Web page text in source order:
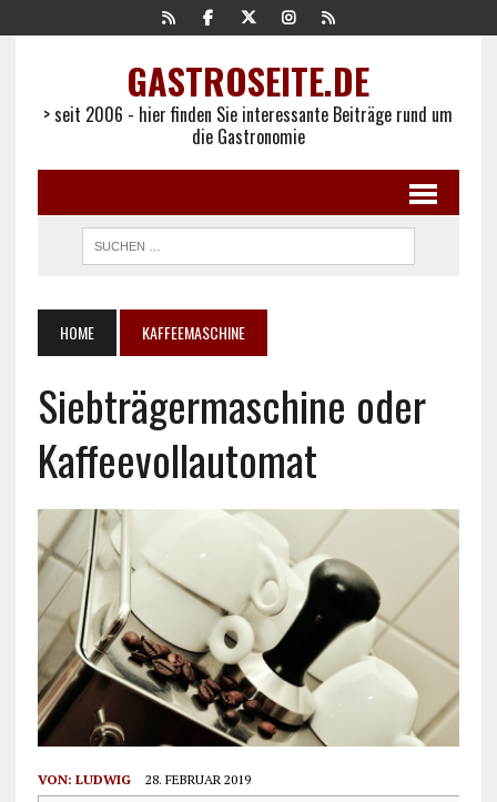
GASTROSEITE.DE
> seit 2006 - hier finden Sie interessante Beiträge rund um
die Gastronomie
HOME KAFFEEMASCHINE
Siebträgermaschine oder
Kaffeevollautomat
VON: LUDWIG 28. FEBRUAR 2019